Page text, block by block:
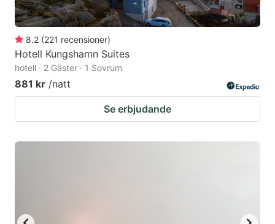
8.2 (221 recensioner)
Hotell Kungshamn Suites
hotell · 2 Gäster · 1 Sovrum
881 kr /natt
Se erbjudande